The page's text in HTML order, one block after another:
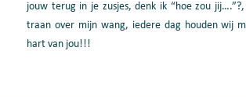
jouw terug in je zusjes, denk ik “hoe zou
traan over mijn wang, iedere dag houden wij
hart van jou!!!